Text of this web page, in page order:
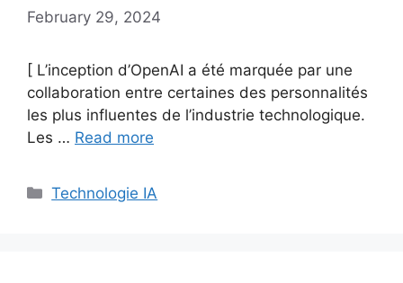
February 29, 2024
[ L’inception d’OpenAI a été marquée par une
collaboration entre certaines des personnalités
les plus influentes de l’industrie technologique.
Les … Read more
Categories
Technologie IA